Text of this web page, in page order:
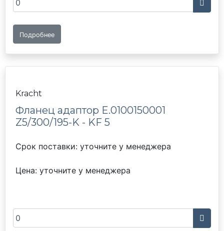
Подробнее
Kracht
Фланец адаптор E.0100150001
Z5/300/195-K - KF 5
Срок поставки: уточните у менеджера
Цена: уточните у менеджера